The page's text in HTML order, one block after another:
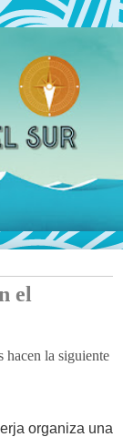
el
hacen la siguiente
organiza una